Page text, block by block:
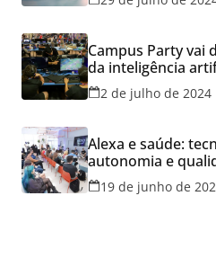
Campus Party vai
da inteligência
2 de julho de 2024
Alexa e saúde:
autonomia e
19 de junho de